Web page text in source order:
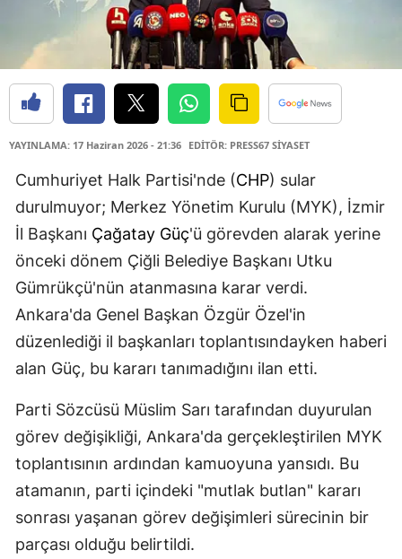
YAYINLAMA: 17 Haziran 2026 - 21:36 EDİTÖR: PRESS67 SİYASET
Cumhuriyet Halk Partisi'nde (CHP) sular
durulmuyor; Merkez Yönetim Kurulu (MYK), İzmir
İl Başkanı Çağatay Güç'ü görevden alarak yerine
önceki dönem Çiğli Belediye Başkanı Utku
Gümrükçü'nün atanmasına karar verdi.
Ankara'da Genel Başkan Özgür Özel'in
düzenlediği il başkanları toplantısındayken haberi
alan Güç, bu kararı tanımadığını ilan etti.
Parti Sözcüsü Müslim Sarı tarafından duyurulan
görev değişikliği, Ankara'da gerçekleştirilen MYK
toplantısının ardından kamuoyuna yansıdı. Bu
atamanın, parti içindeki "mutlak butlan" kararı
sonrası yaşanan görev değişimleri sürecinin bir
parçası olduğu belirtildi.